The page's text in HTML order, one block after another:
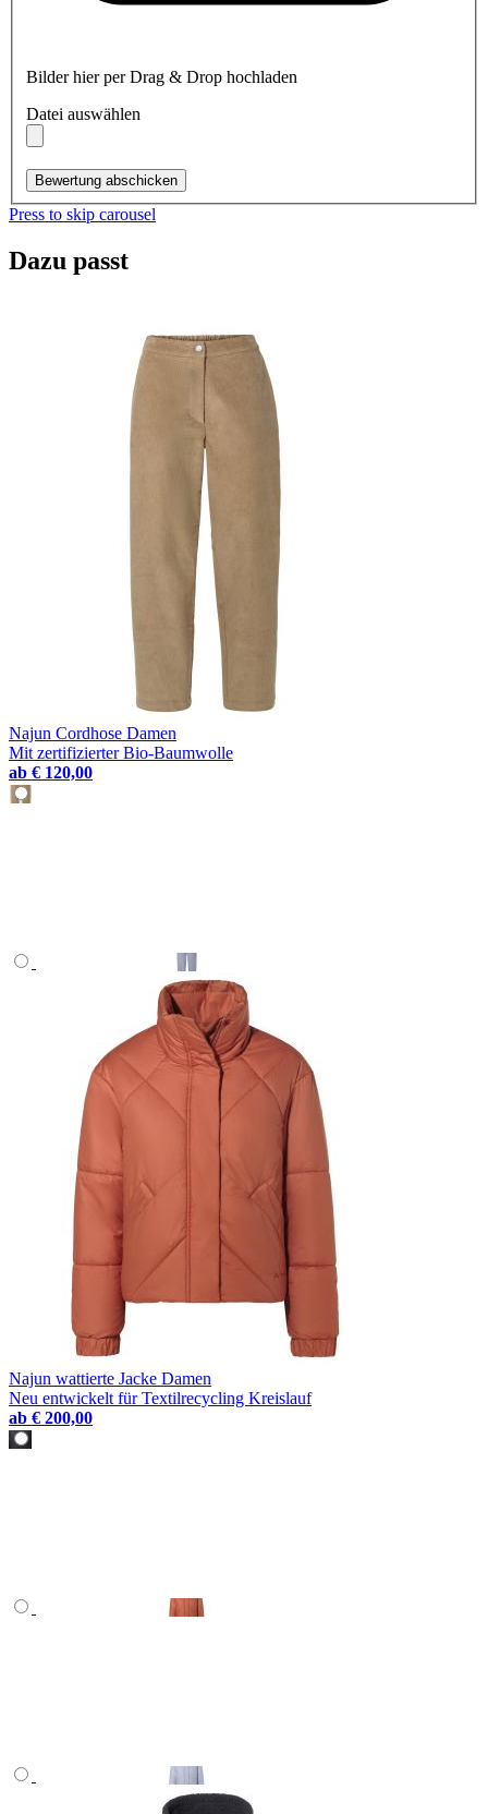
Bilder hier per Drag & Drop hochladen
Datei auswählen
Bewertung abschicken
Press to skip carousel
Dazu passt
Najun Cordhose Damen
Mit zertifizierter Bio-Baumwolle
ab € 120,00
Najun wattierte Jacke Damen
Neu entwickelt für Textilrecycling Kreislauf
ab € 200,00